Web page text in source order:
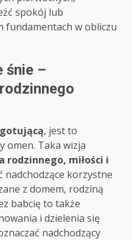
spokój lub
fundamentach w obliczu
śnie –
, jest to
omen. Taka wizja
rodzinnego, miłości i
nadchodzące korzystne
z domem, rodziną
babcię to także
i dzielenia się
nadchodzący